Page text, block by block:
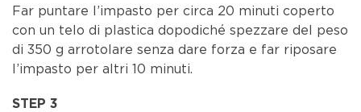
Far puntare l’impasto per circa 20 minuti coperto
con un telo di plastica dopodiché spezzare del peso
di 350 g arrotolare senza dare forza e far riposare
l’impasto per altri 10 minuti.
STEP 3